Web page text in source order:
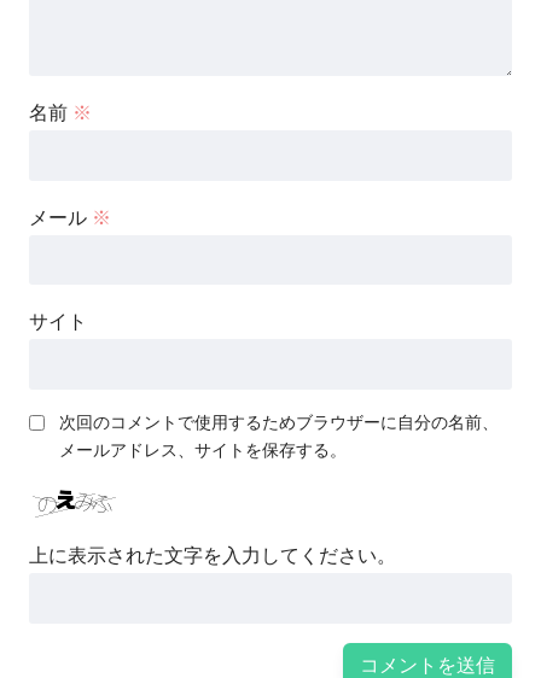
名前 ※
メール ※
サイト
次回のコメントで使用するためブラウザーに自分の名前、
メールアドレス、サイトを保存する。
上に表示された文字を入力してください。